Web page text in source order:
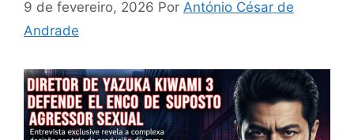
9 de fevereiro, 2026 Por António César de
Andrade